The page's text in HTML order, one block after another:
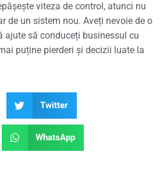
viteza de control, atunci nu
de un sistem nou. Aveți nevoie de o
ajute să conduceți businessul cu
puține pierderi și decizii luate la
Twitter
WhatsApp